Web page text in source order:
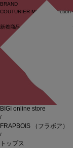
ログイン
BRAND
COUTURIER MOGA Collection
新着商品 (ライブ) セ
BIGI online store
/
FRAPBOIS （フラボア）
/
トップス